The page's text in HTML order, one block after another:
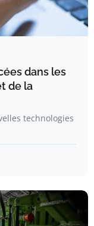
dans les
de la
technologies